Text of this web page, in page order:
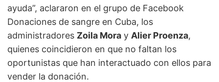
ayuda”, aclararon en el grupo de Facebook
Donaciones de sangre en Cuba, los
administradores Zoila Mora y Alier Proenza,
quienes coincidieron en que no faltan los
oportunistas que han interactuado con ellos para
vender la donación.